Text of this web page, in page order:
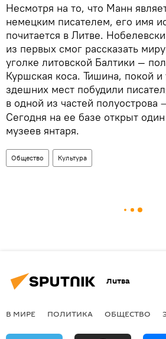
Несмотря на то, что Манн
немецким писателем, его имя
почитается в Литве.
из первых смог рассказать
уголке литовской Балтики —
Куршская коса. Тишина, покой
здешних мест побудили
в одной из частей полуострова
Сегодня на ее базе открыт
музеев янтаря.
Общество Культура
Литва
В МИРЕ ПОЛИТИКА ОБЩЕСТВО